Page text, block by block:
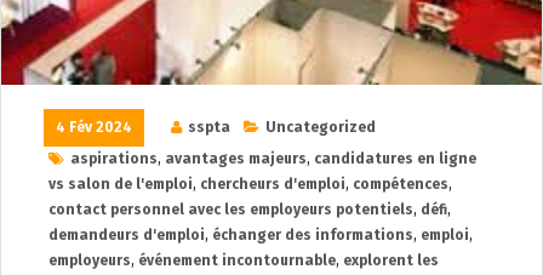
4 Fév 2024 sspta
Uncategorized
aspirations, avantages majeurs, candidatures en ligne
vs salon de l'emploi, chercheurs d'emploi, compétences,
contact personnel avec les employeurs potentiels, défi,
demandeurs d'emploi, échanger des informations, emploi,
employeurs, événement incontournable, explorent les